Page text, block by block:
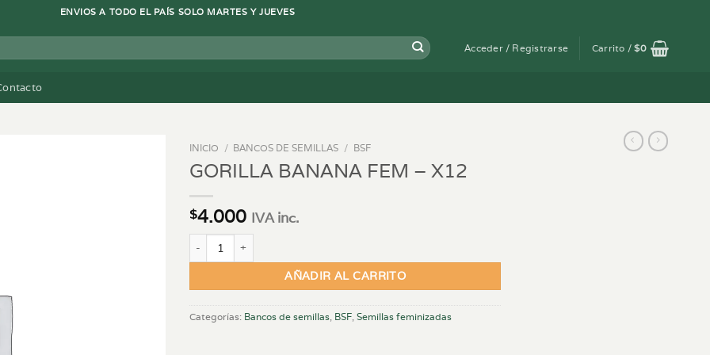
ENVIOS A TODO EL PAÍS SOLO MARTES Y JUEVES
Acceder / Registrarse Carrito /$0
INICIO / BANCOS DE SEMILLAS / BSF
GORILLA BANANA FEM – X12
$4.000 IVA inc.
AÑADIR AL CARRITO
Categorías: Bancos de semillas BSF Semillas feminizadas